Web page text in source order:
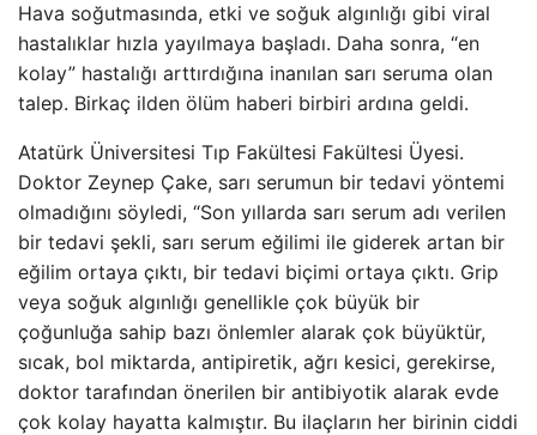
Hava soğutmasında, etki ve soğuk algınlığı gibi viral
hastalıklar hızla yayılmaya başladı. Daha sonra, “en
kolay” hastalığı arttırdığına inanılan sarı seruma olan
talep. Birkaç ilden ölüm haberi birbiri ardına geldi.
Atatürk Üniversitesi Tıp Fakültesi Fakültesi Üyesi.
Doktor Zeynep Çake, sarı serumun bir tedavi yöntemi
olmadığını söyledi, “Son yıllarda sarı serum adı verilen
bir tedavi şekli, sarı serum eğilimi ile giderek artan bir
eğilim ortaya çıktı, bir tedavi biçimi ortaya çıktı. Grip
veya soğuk algınlığı genellikle çok büyük bir
çoğunluğa sahip bazı önlemler alarak çok büyüktür,
sıcak, bol miktarda, antipiretik, ağrı kesici, gerekirse,
doktor tarafından önerilen bir antibiyotik alarak evde
çok kolay hayatta kalmıştır. Bu ilaçların her birinin ciddi